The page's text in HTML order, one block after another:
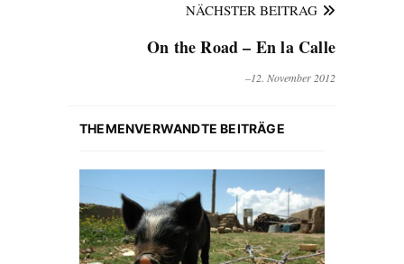
NÄCHSTER BEITRAG
On the Road – En la Calle
–12. November 2012
THEMENVERWANDTE BEITRÄGE